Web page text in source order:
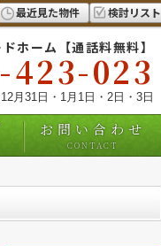
最近見た物件 検討リスト
ホーム【通話料無料】
423-023
月31日・1月1日・2日・3日
お問い合わせ
CONTACT